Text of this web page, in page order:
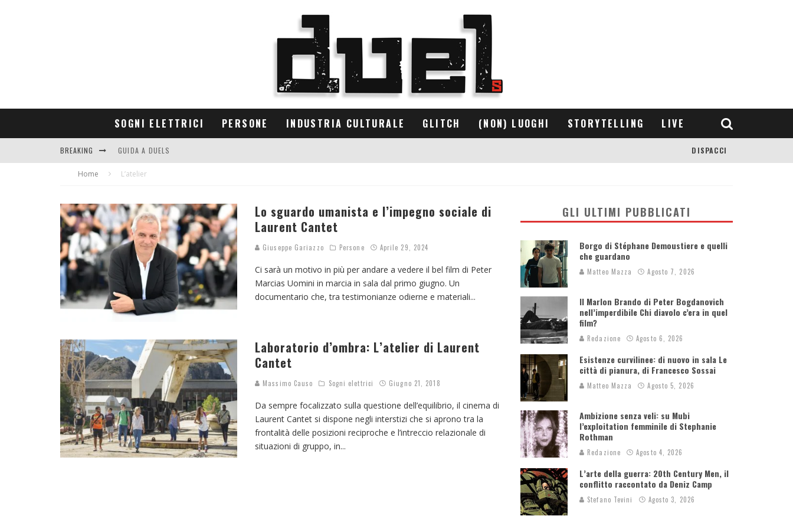
SOGNI ELETTRICI PERSONE INDUSTRIA CULTURALE GLITCH (NON) LUOGHI STORYTELLING LIVE
BREAKING GUIDA A DUELS
CONTRIBUTORS
DISPACCI
Home L’atelier
Lo sguardo umanista e l’impegno sociale di
Laurent Cantet
Giuseppe Gariazzo Persone Aprile 29, 2024
Ci sarà un motivo in più per andare a vedere il bel film di Peter
Marcias Uomini in marcia in sala dal primo giugno. Un
documentario che, tra testimonianze odierne e materiali...
Laboratorio d’ombra: L’atelier di Laurent
Cantet
Massimo Causo Sogni elettrici Giugno 21, 2018
Da sempre focalizzato sulla questione dell’equilibrio, il cinema di
Laurent Cantet si dispone negli interstizi che si aprono tra la
frontalità delle posizioni reciproche e l’intreccio relazionale di
situazioni di gruppo, in...
GLI ULTIMI PUBBLICATI
Borgo di Stéphane Demoustiere e quelli
che guardano
Matteo Mazza Agosto 7, 2026
Il Marlon Brando di Peter Bogdanovich
nell’imperdibile Chi diavolo c’era in quel
film?
Redazione Agosto 6, 2026
Esistenze curvilinee: di nuovo in sala Le
città di pianura, di Francesco Sossai
Matteo Mazza Agosto 5, 2026
Ambizione senza veli: su Mubi
l’exploitation femminile di Stephanie
Rothman
Redazione Agosto 4, 2026
L’arte della guerra: 20th Century Men, il
conflitto raccontato da Deniz Camp
Stefano Tevini Agosto 3, 2026